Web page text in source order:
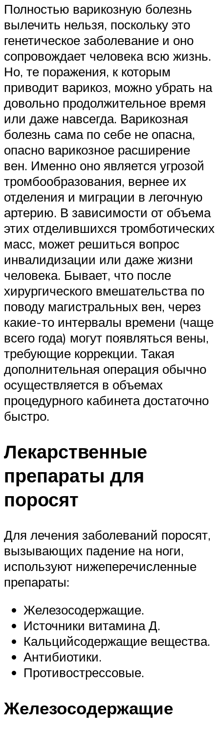
Полностью варикозную болезнь
вылечить нельзя, поскольку это
генетическое заболевание и оно
сопровождает человека всю жизнь.
Но, те поражения, к которым
приводит варикоз, можно убрать на
довольно продолжительное время
или даже навсегда. Варикозная
болезнь сама по себе не опасна,
опасно варикозное расширение
вен. Именно оно является угрозой
тромбообразования, вернее их
отделения и миграции в легочную
артерию. В зависимости от объема
этих отделившихся тромботических
масс, может решиться вопрос
инвалидизации или даже жизни
человека. Бывает, что после
хирургического вмешательства по
поводу магистральных вен, через
какие-то интервалы времени (чаще
всего года) могут появляться вены,
требующие коррекции. Такая
дополнительная операция обычно
осуществляется в объемах
процедурного кабинета достаточно
быстро.
Лекарственные
препараты для
поросят
Для лечения заболеваний поросят,
вызывающих падение на ноги,
используют нижеперечисленные
препараты:
Железосодержащие.
Источники витамина Д.
Кальцийсодержащие вещества.
Антибиотики.
Противострессовые.
Железосодержащие